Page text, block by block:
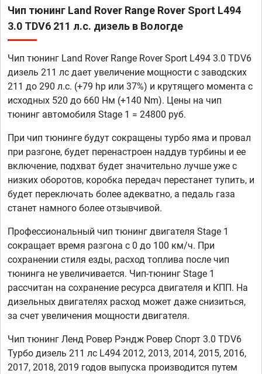
Чип тюнинг Land Rover Range Rover Sport L494
3.0 TDV6 211 л.с. дизель в Вологде
Чип тюнинг Land Rover Range Rover Sport L494 3.0 TDV6
дизель 211 лс дает увеличение мощности с заводских
211 до 290 л.с. (+79 hp или 37%) и крутящего момента с
исходных 520 до 660 Нм (+140 Nm). Цены на чип
тюнинг автомобиля Stage 1 = 24800 руб.
При чип тюнинге будут сокращены турбо яма и провал
при разгоне, будет перенастроен наддув турбины и ее
включение, подхват будет значительно лучше уже с
низких оборотов, коробка передач перестанет тупить, и
будет переключать более адекватно, а педаль газа
станет намного более отзывчивой.
Профессиональный чип тюнинг двигателя Stage 1
сокращает время разгона с 0 до 100 км/ч. При
сохранении стиля езды, расход топлива после чип
тюнинга не увеличивается. Чип-тюнинг Stage 1
рассчитан на сохранение ресурса двигателя и КПП. На
дизельных двигателях расход может даже снизиться,
за счет увеличения мощности двигателя.
Чип тюнинг Ленд Ровер Рэндж Ровер Спорт 3.0 TDV6
Турбо дизель 211 лс L494 2012, 2013, 2014, 2015, 2016,
2017, 2018, 2019 годов выпуска производится путем